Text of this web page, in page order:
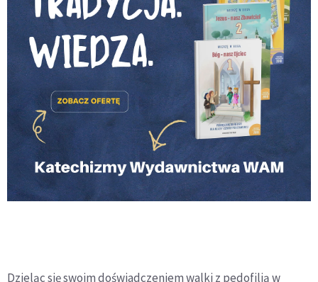
Dzieląc się swoim doświadczeniem walki z pedofilią w